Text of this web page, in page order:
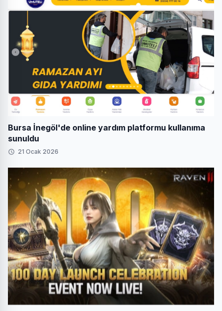
Bursa İnegöl'de online yardım platformu kullanıma
sunuldu
21 Ocak 2026